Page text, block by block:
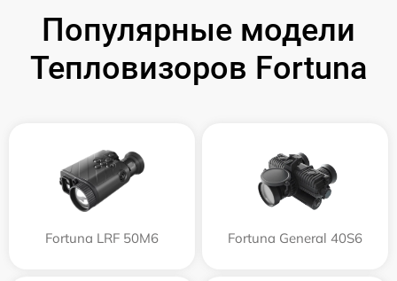
Популярные модели
Тепловизоров Fortuna
Fortuna LRF 50M6 Fortuna General 40S6